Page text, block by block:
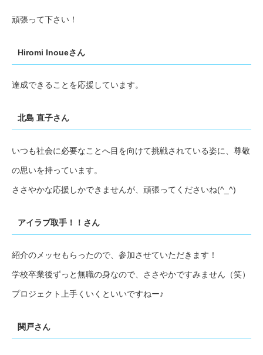
頑張って下さい！
Hiromi Inoueさん
達成できることを応援しています。
北島 直子さん
いつも社会に必要なことへ目を向けて挑戦されている姿に、尊敬
の思いを持っています。
ささやかな応援しかできませんが、頑張ってくださいね(^_^)
アイラブ取手！！さん
紹介のメッセもらったので、参加させていただきます！
学校卒業後ずっと無職の身なので、ささやかですみません（笑）
プロジェクト上手くいくといいですねー♪
関戸さん